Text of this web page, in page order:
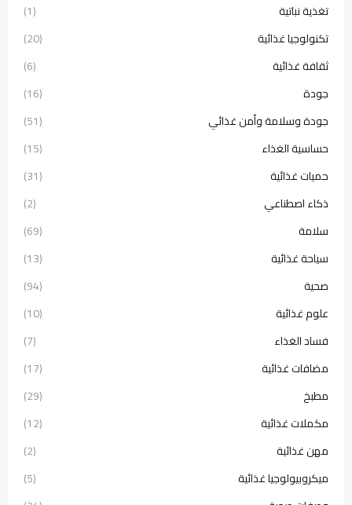
تغذية نباتية
(1)
تكنولوجيا غذائية
(20)
ثقافة غذائية
(6)
جودة
(16)
جودة وسلامة وأمن غذائي
(51)
حساسية الغذاء
(15)
حميات غذائية
(31)
ذكاء اصطناعي
(2)
سلامة
(69)
سياحة غذائية
(13)
صحية
(94)
علوم غذائية
(10)
فساد الغذاء
(7)
مضافات غذائية
(17)
مطبخ
(29)
مكملات غذائية
(12)
مهن غذائية
(2)
ميكروبيولوجيا غذائية
(5)